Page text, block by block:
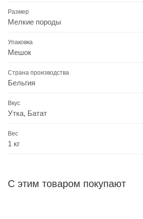
Размер
Мелкие породы
Упаковка
Мешок
Страна производства
Бельгия
Вкус
Утка, Батат
Вес
1 кг
С этим товаром покупают